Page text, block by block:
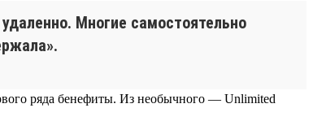
Многие самостоятельно
ряда бенефиты. Из необычного — Unlimited